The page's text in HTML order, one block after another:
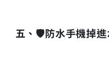
五、🛡️防水手機掉進